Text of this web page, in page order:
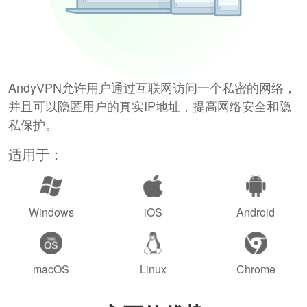
AndyVPN允许用户通过互联网访问一个私密的网络，
并且可以隐匿用户的真实IP地址，提高网络安全和隐
私保护。
适用于：
Windows iOS Android
macOS Linux Chrome